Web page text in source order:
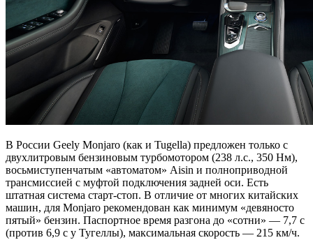
В России Geely Monjaro (как и Tugella) предложен только с
двухлитровым бензиновым турбомотором (238 л.с., 350 Нм),
восьмиступенчатым «автоматом» Aisin и полноприводной
трансмиссией с муфтой подключения задней оси. Есть
штатная система старт-стоп. В отличие от многих китайских
машин, для Monjaro рекомендован как минимум «девяносто
пятый» бензин. Паспортное время разгона до «сотни» — 7,7 с
(против 6,9 с у Тугеллы), максимальная скорость — 215 км/ч.